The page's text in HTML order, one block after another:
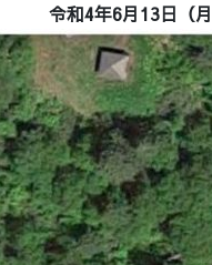
令和4年6月13日（月